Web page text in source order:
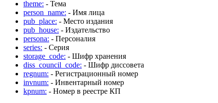
theme: - Тема
person_name: - Имя лица
pub_place: - Место издания
pub_house: - Издательство
persona: - Персоналия
series: - Серия
storage_code: - Шифр хранения
diss_council_code: - Шифр диссовета
regnum: - Регистрационный номер
invnum: - Инвентарный номер
kpnum: - Номер в реестре КП